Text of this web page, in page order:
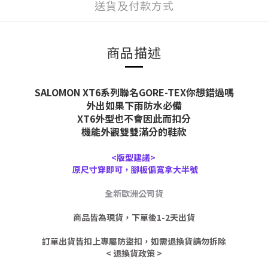
送貨及付款方式
商品描述
SALOMON XT6系列聯名GORE-TEX你想錯過嗎
外出如果下雨防水必備
XT6外型也不會因此而扣分
機能外觀雙雙滿分的鞋款
<版型建議>
原尺寸穿即可，腳板偏寬拿大半號
全新歐洲公司貨
商品皆為現貨，下單後1-2天出貨
訂單出貨皆扣上專屬防盜扣，如需退換貨請勿拆除
< 退換貨政策 >